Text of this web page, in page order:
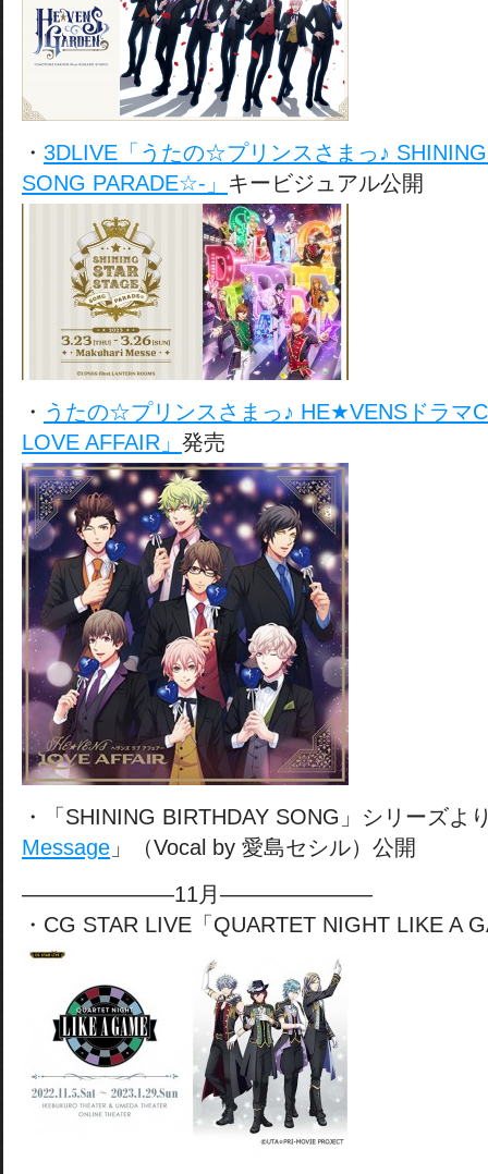
・ 3DLIVE「うたの☆プリンスさまっ♪
SONG PARADE☆-」 キービジュアル公開
・ うたの☆プリンスさまっ♪ HE★VENSドラマ
LOVE AFFAIR」 発売
・「SHINING BIRTHDAY SONG」シリーズよ
Message 」（Vocal by 愛島セシル）公開
———————11月———————
・CG STAR LIVE「QUARTET NIGHT LIKE A